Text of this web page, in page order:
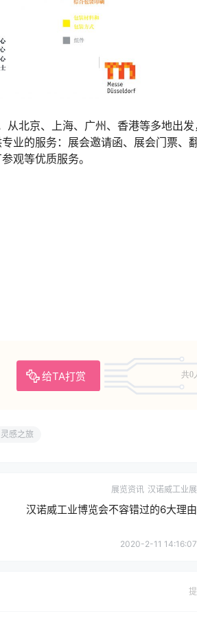
从北京、上海、广州、香港等多地出发
业的服务：展会邀请函、展会门票、
观等优质服务。
给TA打赏 共0
灵感之旅
展览资讯 汉诺威工业展
汉诺威工业博览会不容错过的6大理由
2020-2-11 14:16:07